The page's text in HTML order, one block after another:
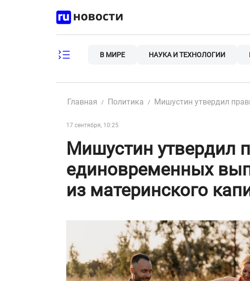
В МИРЕ НАУКА И ТЕХНОЛОГИИ
Главная Политика Мишустин утвердил
17 сентября, 10:25
Мишустин утвердил
единовременных
из материнского